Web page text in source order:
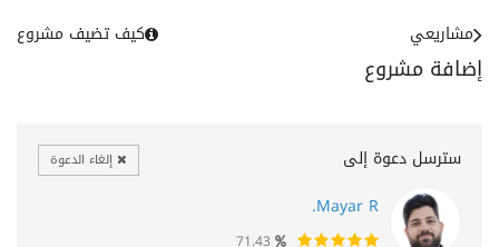
إضافة مشروع
مشاريعي كيف تضيف مشروع
سترسل دعوة إلى إلغاء الدعوة
Mayar R.